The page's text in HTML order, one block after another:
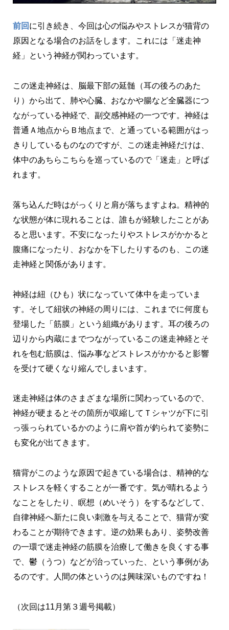
前回 に引き続き、今回は心の悩みやストレスが猫背の
原因となる場合のお話をします。これには「迷走神
経」という神経が関わっています。
この迷走神経は、脳最下部の延髄（耳の後ろのあた
り）から出て、肺や心臓、おなかや腸など全臓器につ
ながっている神経で、副交感神経の一つです。神経は
普通Ａ地点からＢ地点まで、と通っている範囲がはっ
きりしているものなのですが、この迷走神経だけは、
体中のあちらこちらを巡っているので「迷走」と呼ば
れます。
落ち込んだ時はがっくりと肩が落ちますよね。精神的
な状態が体に現れることは、誰もが経験したことがあ
ると思います。不安になったりやストレスがかかると
腹痛になったり、おなかを下したりするのも、この迷
走神経と関係があります。
神経は紐（ひも）状になっていて体中を走っていま
す。そして紐状の神経の周りには、これまでに何度も
登場した「筋膜」という組織があります。耳の後ろの
辺りから内蔵にまでつながっているこの迷走神経とそ
れを包む筋膜は、悩み事などストレスがかかると影響
を受けて硬くなり縮んでしまいます。
迷走神経は体のさまざまな場所に関わっているので、
神経が硬まるとその箇所が収縮してＴシャツが下に引
っ張っられているかのように肩や首が釣られて姿勢に
も変化が出てきます。
猫背がこのような原因で起きている場合は、精神的な
ストレスを軽くすることが一番です。気が晴れるよう
なことをしたり、瞑想（めいそう）をするなどして、
自律神経へ新たに良い刺激を与えることで、猫背が変
わることが期待できます。逆の効果もあり、姿勢改善
の一環で迷走神経の筋膜を治療して働きを良くする事
で、鬱（うつ）などが治っていった、という事例があ
るのです。人間の体というのは興味深いものですね！
（次回は11月第３週号掲載）